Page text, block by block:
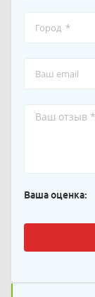
Ваша оценка: